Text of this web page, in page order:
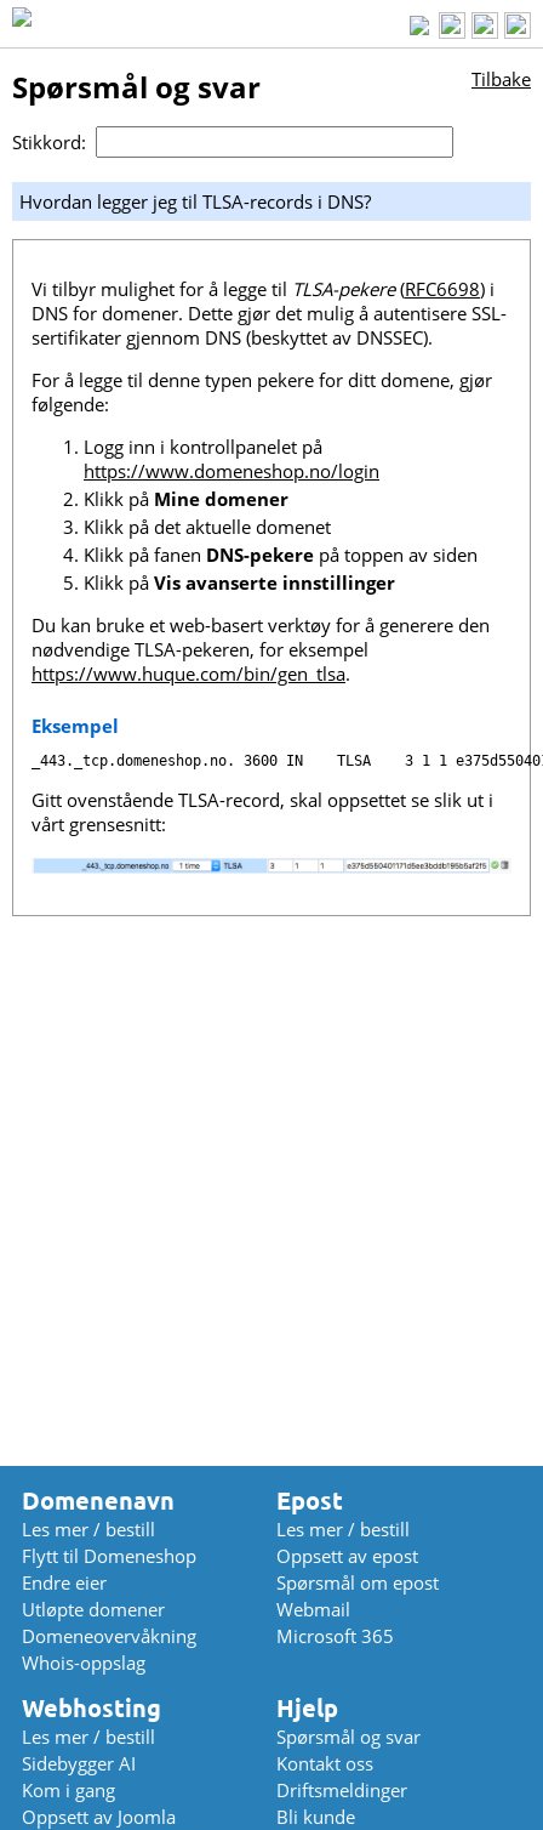
Spørsmål og svar Tilbake
Stikkord:
Hvordan legger jeg til TLSA-records i DNS?
Vi tilbyr mulighet for å legge til TLSA-pekere(RFC6698) i
DNS for domener. Dette gjør det mulig å autentisere SSL-
sertifikater gjennom DNS (beskyttet av DNSSEC).
For å legge til denne typen pekere for ditt domene, gjør
følgende:
Logg inn i kontrollpanelet på
https://www.domeneshop.no/login
Klikk på Mine domener
Klikk på det aktuelle domenet
Klikk på fanen DNS-pekere på toppen av siden
Klikk på Vis avanserte innstillinger
Du kan bruke et web-basert verktøy for å generere den
nødvendige TLSA-pekeren, for eksempel
https://www.huque.com/bin/gen_tlsa.
Eksempel
_443._tcp.domeneshop.no. 3600 IN    TLSA    3 1 1
Gitt ovenstående TLSA-record, skal oppsettet se slik ut i
vårt grensesnitt:
Domenenavn
Les mer / bestill
Flytt til Domeneshop
Endre eier
Utløpte domener
Domeneovervåkning
Whois-oppslag
Epost
Les mer / bestill
Oppsett av epost
Spørsmål om epost
Webmail
Microsoft 365
Webhosting
Les mer / bestill
Sidebygger AI
Kom i gang
Oppsett av Joomla
Hjelp
Spørsmål og svar
Kontakt oss
Driftsmeldinger
Bli kunde